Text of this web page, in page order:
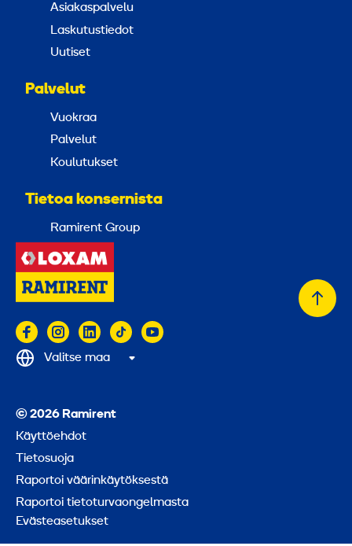
Asiakaspalvelu
Laskutustiedot
Uutiset
Palvelut
Vuokraa
Palvelut
Koulutukset
Tietoa konsernista
Ramirent Group
© 2026 Ramirent
Käyttöehdot
Tietosuoja
Raportoi väärinkäytöksestä
Raportoi tietoturvaongelmasta
Evästeasetukset
Valitse maa